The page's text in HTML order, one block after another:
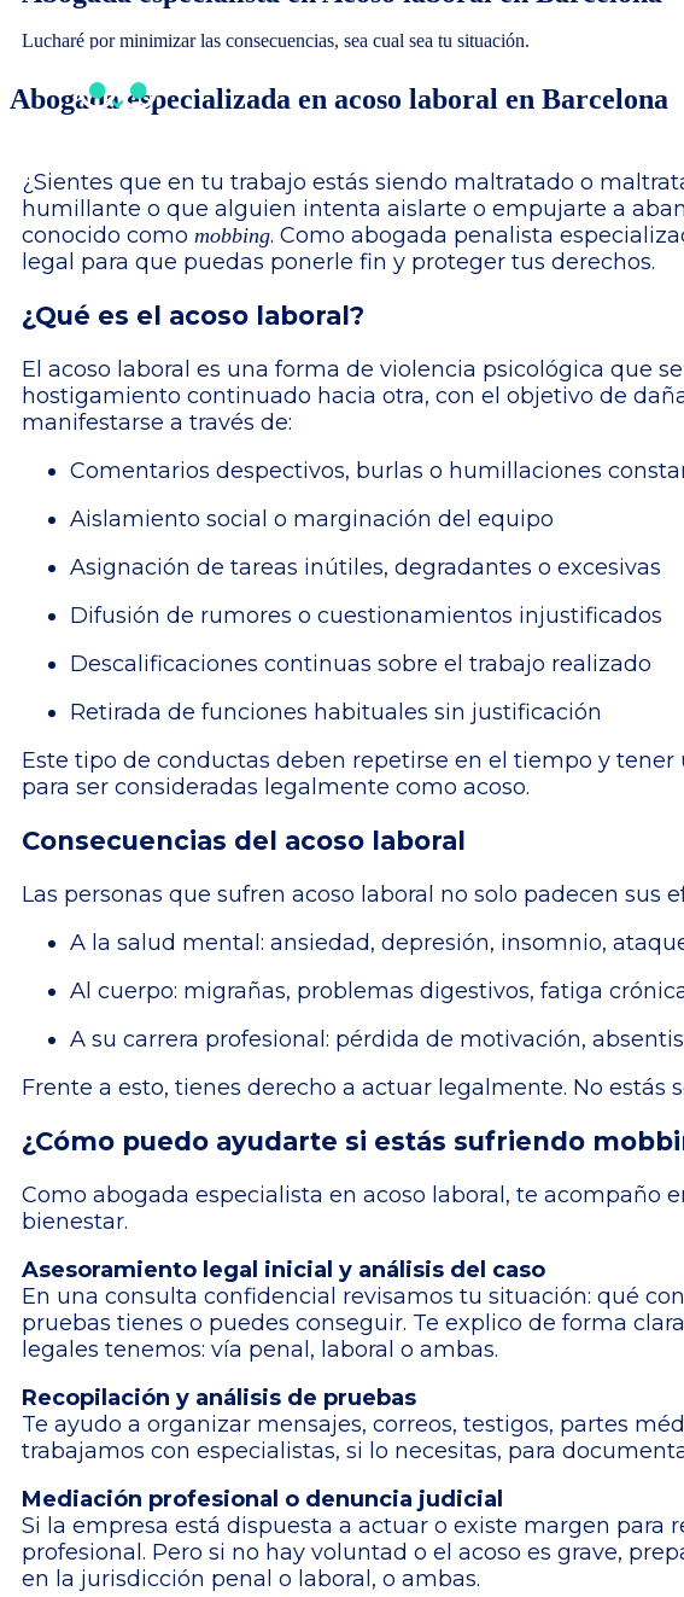
Lucharé por minimizar las consecuencias, sea cual sea tu situación.
Abogada especializada en acoso laboral en Barcelona
¿Sientes que en tu trabajo estás siendo maltratado o
humillante o que alguien intenta aislarte o empujarte a
conocido como mobbing. Como abogada penalista
legal para que puedas ponerle fin y proteger tus derechos.
¿Qué es el acoso laboral?
El acoso laboral es una forma de violencia psicológica que
hostigamiento continuado hacia otra, con el objetivo de
manifestarse a través de:
Comentarios despectivos, burlas o humillaciones
Aislamiento social o marginación del equipo
Asignación de tareas inútiles, degradantes o excesivas
Difusión de rumores o cuestionamientos injustificados
Descalificaciones continuas sobre el trabajo realizado
Retirada de funciones habituales sin justificación
Este tipo de conductas deben repetirse en el tiempo y
para ser consideradas legalmente como acoso.
Consecuencias del acoso laboral
Las personas que sufren acoso laboral no solo padecen
A la salud mental: ansiedad, depresión, insomnio,
Al cuerpo: migrañas, problemas digestivos, fatiga
A su carrera profesional: pérdida de motivación,
Frente a esto, tienes derecho a actuar legalmente. No estás
¿Cómo puedo ayudarte si estás sufriendo
Como abogada especialista en acoso laboral, te
bienestar.
Asesoramiento legal inicial y análisis del caso
En una consulta confidencial revisamos tu situación: qué
pruebas tienes o puedes conseguir. Te explico de forma
legales tenemos: vía penal, laboral o ambas.
Recopilación y análisis de pruebas
Te ayudo a organizar mensajes, correos, testigos, partes
trabajamos con especialistas, si lo necesitas, para
Mediación profesional o denuncia judicial
Si la empresa está dispuesta a actuar o existe margen
profesional. Pero si no hay voluntad o el acoso es grave,
en la jurisdicción penal o laboral, o ambas.